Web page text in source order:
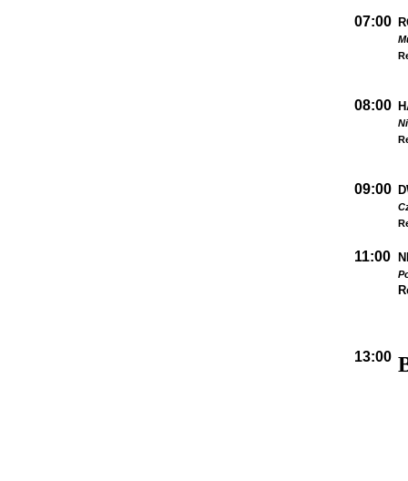
07:00
08:00
09:00
11:00
13:00